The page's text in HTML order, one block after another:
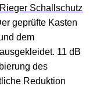
Schallschutz
geprüfte Kasten
dem
11 dB
des
Reduktion